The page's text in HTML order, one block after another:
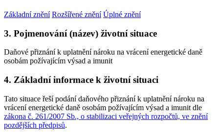
Základní znění Rozšířené znění Úplné znění
3. Pojmenování (název) životní situace
Daňové přiznání k uplatnění nároku na vrácení energetické daně
osobám požívajícím výsad a imunit
4. Základní informace k životní situaci
Tato situace řeší podání daňového přiznání k uplatnění nároku na
vrácení energetické daně osobám požívajícím výsad a imunit dle
zákona č. 261/2007 Sb., o stabilizaci veřejných rozpočtů, ve znění
pozdějších předpisů.